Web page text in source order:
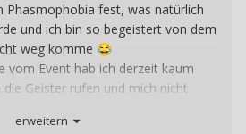
Phasmophobia fest, was natürlich
und ich bin so begeistert von dem
weg komme 😂
vom Event hab ich derzeit kaum
Geister rufen und mich nicht
erweitern